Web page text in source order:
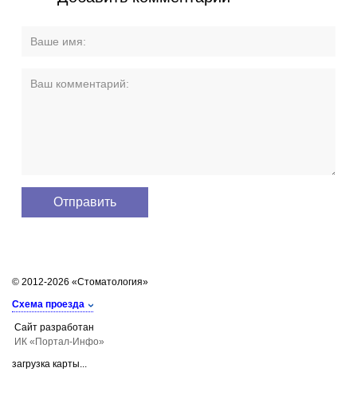
© 2012-2026 «Стоматология»
Схема проезда
Сайт разработан
ИК «Портал-Инфо»
загрузка карты...